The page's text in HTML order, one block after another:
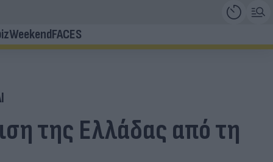
WeekendFACES
της Ελλάδας από τη